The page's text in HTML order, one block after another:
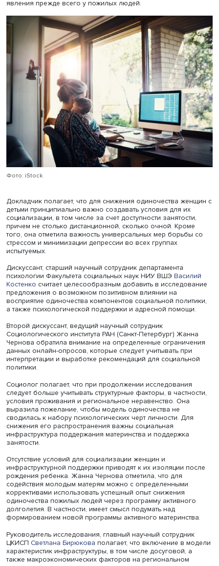
Описывая связь черт «Большой пятерки» с
одиночества, Дарья Стужук выделила экстраверсию,
связанную с более низким риском субъективного
одиночества у старшего поколения. Для молодежи,
доброжелательность связана с более высоким
Нейротизм значимо повышает риск как для молодежи,
для старшего поколения. Для женщин с детьми черты
личности оказываются незначимы – для них
причиной ощущения одиночества выступает дефицит
социальных связей ввиду временной фокусировки на
ухода и присмотра.
Зависимость от общения показали все группы:
нуждающиеся в контактах острее чувствуют
если не удовлетворены ими. Повышают риск также
депрессии и тревожности.
Важно, что связь одиночества и черт личности
своего рода замкнутый круг. Это чувство может влиять
выраженность нейротизма, что, как следствие, еще
углубляет одиночество.
Дарья Стужук подытожила: результаты исследования
позволяют определить перспективные направления
дальнейшей работы, открывая новые аспекты
выявляя новые уязвимые группы, а также формировать
более адресную социальную политику, направленную
минимизацию его негативных проявлений. В частности
выявлено, что субъективное одиночество часто
женщины с маленькими детьми, а сегодняшняя
политика ориентирована на снижение и профилактику
явления прежде всего у пожилых людей.
Фото: iStock
Докладчик полагает, что для снижения одиночества
детьми принципиально важно создавать условия для их
социализации, в том числе за счет доступности